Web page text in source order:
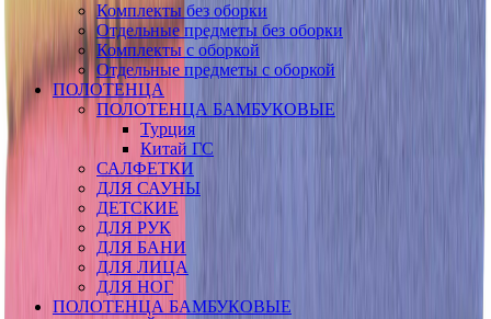
Комплекты без оборки
Отдельные предметы без оборки
Комплекты с оборкой
Отдельные предметы с оборкой
ПОЛОТЕНЦА
ПОЛОТЕНЦА БАМБУКОВЫЕ
Турция
Китай ГС
САЛФЕТКИ
ДЛЯ САУНЫ
ДЕТСКИЕ
ДЛЯ РУК
ДЛЯ БАНИ
ДЛЯ ЛИЦА
ДЛЯ НОГ
ПОЛОТЕНЦА БАМБУКОВЫЕ